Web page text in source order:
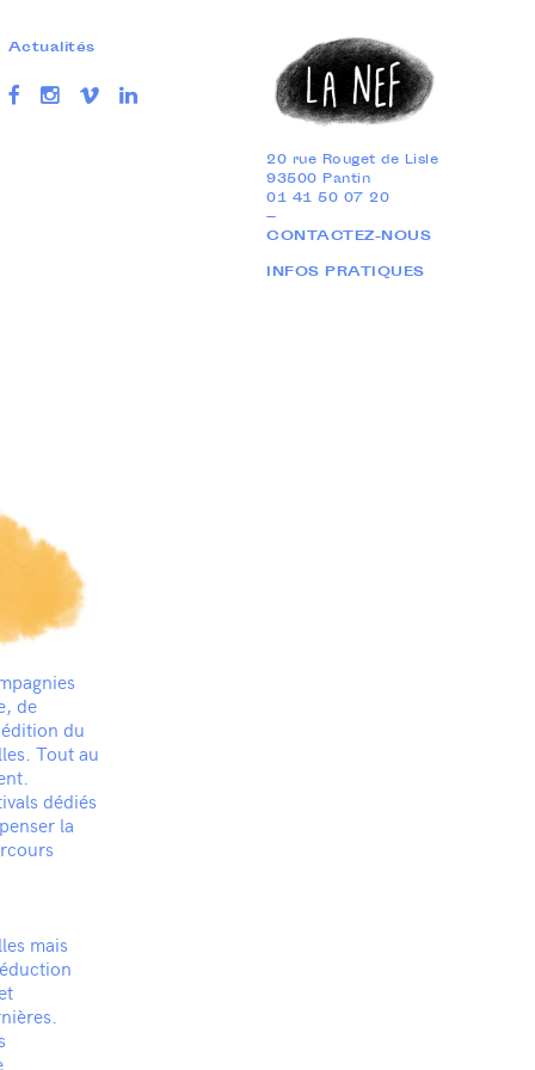
Actualités
20 rue Rouget de Lisle
93500 Pantin
01 41 50 07 20
—
CONTACTEZ-NOUS
INFOS PRATIQUES
de
du
Tout au
dédiés
la
mais